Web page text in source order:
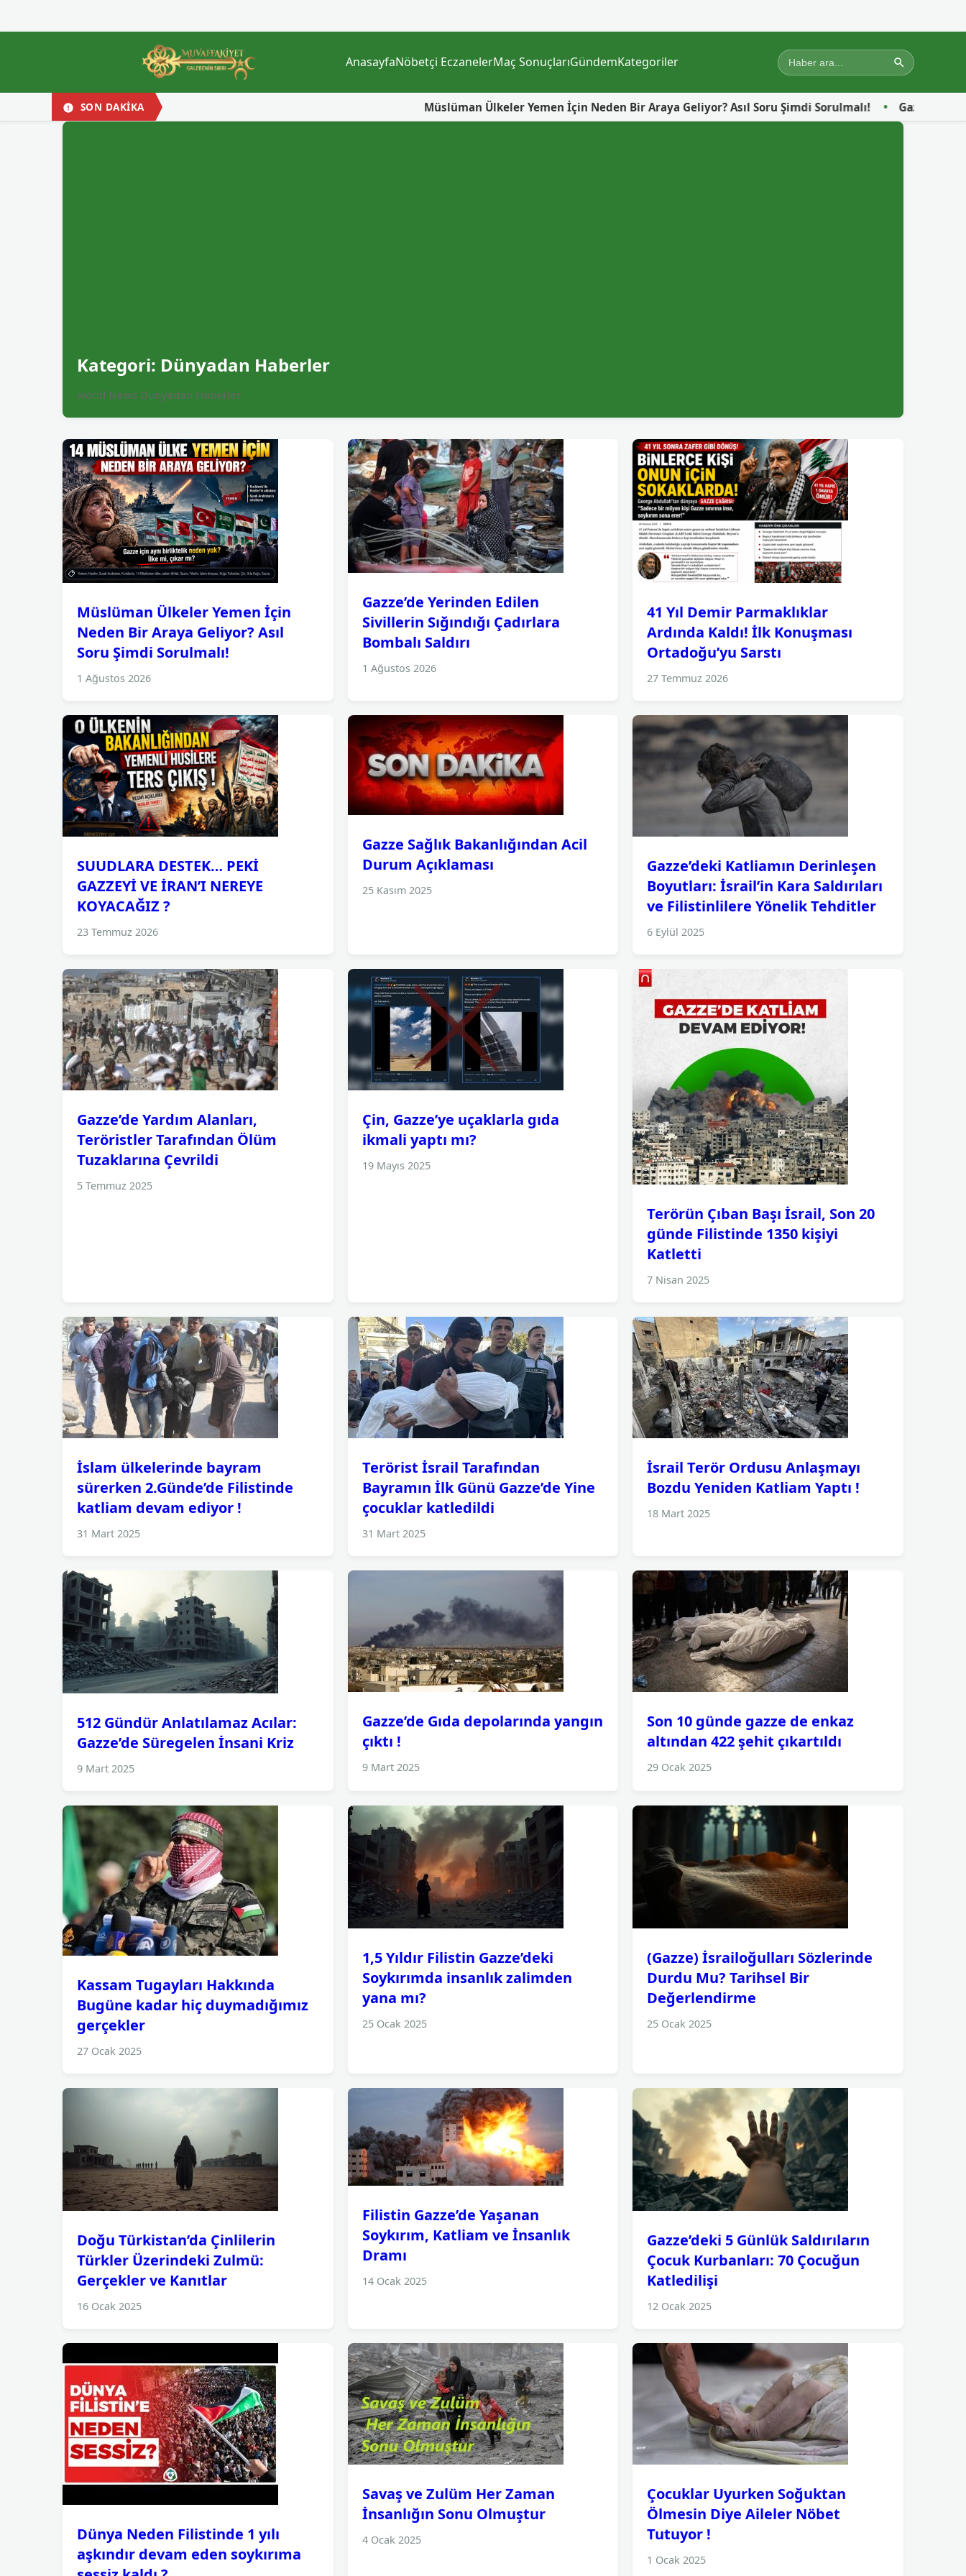
AnasayfaNöbetçi EczanelerMaç SonuçlarıGündemKategoriler
SON DAKİKA Müslüman Ülkeler Yemen İçin Neden Bir Araya Geliyor? Asıl Soru Şimdi Sorulmalı! Gazze’de Yerinden Edilen Sivillerin
Kategori: Dünyadan Haberler
world News Dünyadan Haberler
Müslüman Ülkeler Yemen İçin
Neden Bir Araya Geliyor? Asıl
Soru Şimdi Sorulmalı!
1 Ağustos 2026
Gazze’de Yerinden Edilen
Sivillerin Sığındığı Çadırlara
Bombalı Saldırı
1 Ağustos 2026
41 Yıl Demir Parmaklıklar
Ardında Kaldı! İlk Konuşması
Ortadoğu’yu Sarstı
27 Temmuz 2026
SUUDLARA DESTEK… PEKİ
GAZZEYİ VE İRAN’I NEREYE
KOYACAĞIZ ?
23 Temmuz 2026
Gazze Sağlık Bakanlığından Acil
Durum Açıklaması
25 Kasım 2025
Gazze’deki Katliamın Derinleşen
Boyutları: İsrail’in Kara Saldırıları
ve Filistinlilere Yönelik Tehditler
6 Eylül 2025
Gazze’de Yardım Alanları,
Teröristler Tarafından Ölüm
Tuzaklarına Çevrildi
5 Temmuz 2025
Çin, Gazze’ye uçaklarla gıda
ikmali yaptı mı?
19 Mayıs 2025
Terörün Çıban Başı İsrail, Son 20
günde Filistinde 1350 kişiyi
Katletti
7 Nisan 2025
İslam ülkelerinde bayram
sürerken 2.Günde’de Filistinde
katliam devam ediyor !
31 Mart 2025
Terörist İsrail Tarafından
Bayramın İlk Günü Gazze’de Yine
çocuklar katledildi
31 Mart 2025
İsrail Terör Ordusu Anlaşmayı
Bozdu Yeniden Katliam Yaptı !
18 Mart 2025
512 Gündür Anlatılamaz Acılar:
Gazze’de Süregelen İnsani Kriz
9 Mart 2025
Gazze’de Gıda depolarında yangın
çıktı !
9 Mart 2025
Son 10 günde gazze de enkaz
altından 422 şehit çıkartıldı
29 Ocak 2025
Kassam Tugayları Hakkında
Bugüne kadar hiç duymadığımız
gerçekler
27 Ocak 2025
1,5 Yıldır Filistin Gazze’deki
Soykırımda insanlık zalimden
yana mı?
25 Ocak 2025
(Gazze) İsrailoğulları Sözlerinde
Durdu Mu? Tarihsel Bir
Değerlendirme
25 Ocak 2025
Doğu Türkistan’da Çinlilerin
Türkler Üzerindeki Zulmü:
Gerçekler ve Kanıtlar
16 Ocak 2025
Filistin Gazze’de Yaşanan
Soykırım, Katliam ve İnsanlık
Dramı
14 Ocak 2025
Gazze’deki 5 Günlük Saldırıların
Çocuk Kurbanları: 70 Çocuğun
Katledilişi
12 Ocak 2025
Dünya Neden Filistinde 1 yılı
aşkındır devam eden soykırıma
Savaş ve Zulüm Her Zaman
İnsanlığın Sonu Olmuştur
4 Ocak 2025
Çocuklar Uyurken Soğuktan
Ölmesin Diye Aileler Nöbet
Tutuyor !
1 Ocak 2025